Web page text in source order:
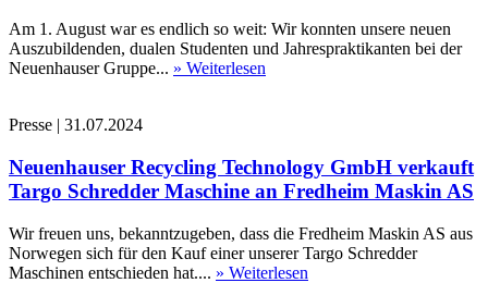
Am 1. August war es endlich so weit: Wir konnten unsere neuen
Auszubildenden, dualen Studenten und Jahrespraktikanten bei der
Neuenhauser Gruppe... » Weiterlesen
Presse | 31.07.2024
Neuenhauser Recycling Technology GmbH verkauft
Targo Schredder Maschine an Fredheim Maskin AS
Wir freuen uns, bekanntzugeben, dass die Fredheim Maskin AS aus
Norwegen sich für den Kauf einer unserer Targo Schredder
Maschinen entschieden hat.... » Weiterlesen